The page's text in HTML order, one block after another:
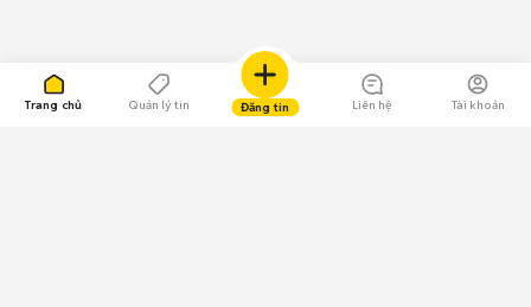
Trang chủ Quản lý tin Đăng tin Liên hệ Tài khoản